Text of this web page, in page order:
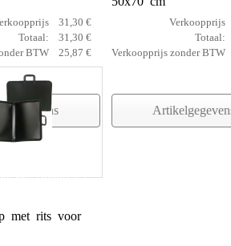
31,30 €
Totaal:
31,30 €
BTW
25,87 €
Verkoopprijs
Totaal:
Verkoopprijs zonder BTW
rits Toledo A3
met rits voor